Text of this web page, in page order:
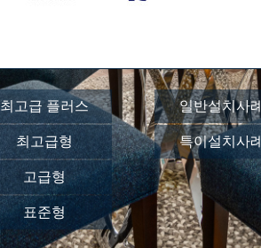
최고급 플러스
최고급형
고급형
표준형
일반설치사례
특이설치사례